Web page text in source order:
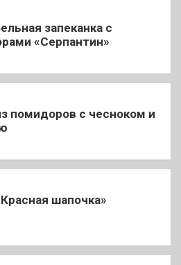
запеканка с
«Серпантин»
помидоров с чесноком и
шапочка»